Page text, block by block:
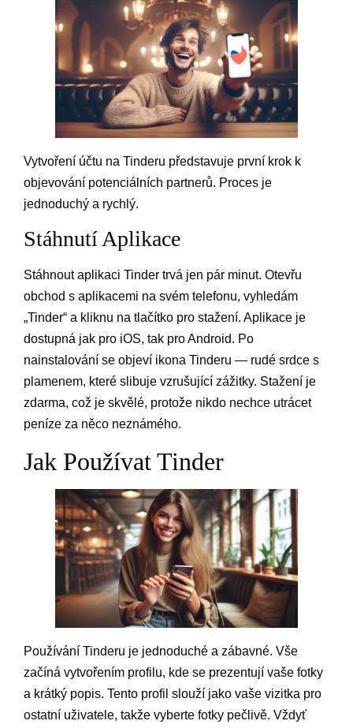
Vytvoření účtu na Tinderu představuje první krok k
objevování potenciálních partnerů. Proces je
jednoduchý a rychlý.
Stáhnutí Aplikace
Stáhnout aplikaci Tinder trvá jen pár minut. Otevřu
obchod s aplikacemi na svém telefonu, vyhledám
„Tinder“ a kliknu na tlačítko pro stažení. Aplikace je
dostupná jak pro iOS, tak pro Android. Po
nainstalování se objeví ikona Tinderu — rudé srdce s
plamenem, které slibuje vzrušující zážitky. Stažení je
zdarma, což je skvělé, protože nikdo nechce utrácet
peníze za něco neznámého.
Jak Používat Tinder
Používání Tinderu je jednoduché a zábavné. Vše
začíná vytvořením profilu, kde se prezentují vaše fotky
a krátký popis. Tento profil slouží jako vaše vizitka pro
ostatní uživatele, takže vyberte fotky pečlivě. Vždyť